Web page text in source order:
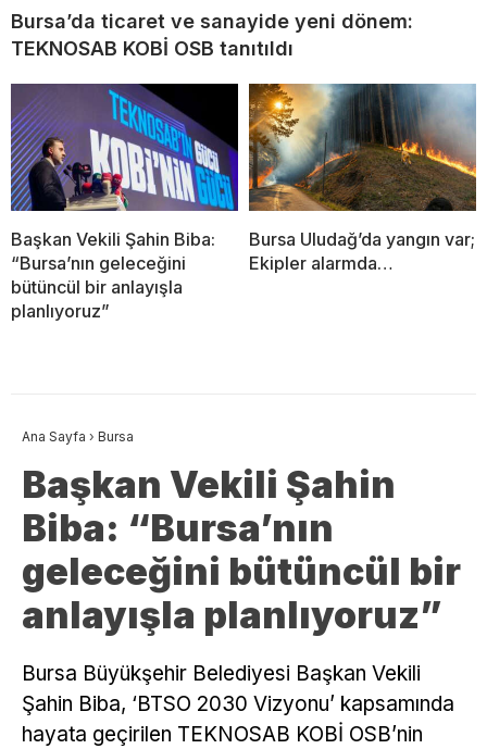
Bursa’da ticaret ve sanayide yeni dönem:
TEKNOSAB KOBİ OSB tanıtıldı
Başkan Vekili Şahin Biba:
“Bursa’nın geleceğini
bütüncül bir anlayışla
planlıyoruz”
Bursa Uludağ’da yangın var;
Ekipler alarmda…
Ana Sayfa › Bursa
Başkan Vekili Şahin
Biba: “Bursa’nın
geleceğini bütüncül bir
anlayışla planlıyoruz”
Bursa Büyükşehir Belediyesi Başkan Vekili
Şahin Biba, ‘BTSO 2030 Vizyonu’ kapsamında
hayata geçirilen TEKNOSAB KOBİ OSB’nin